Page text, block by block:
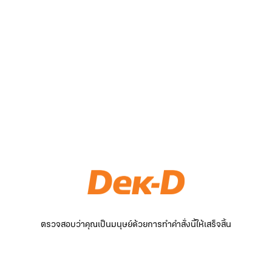
ตรวจสอบว่าคุณเป็นมนุษย์ด้วยการทำคำสั่งนี้ให้เสร็จสิ้น